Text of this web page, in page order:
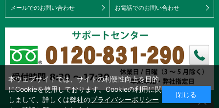
メールでのお問い合わせ お電話でのお問い合わせ
本ウェブサイトでは、サイトの利便性向上を目的
にCookieを使用しております。Cookieの利用に関
しまして、詳しくは弊社のプライバシーポリシー
閉じる